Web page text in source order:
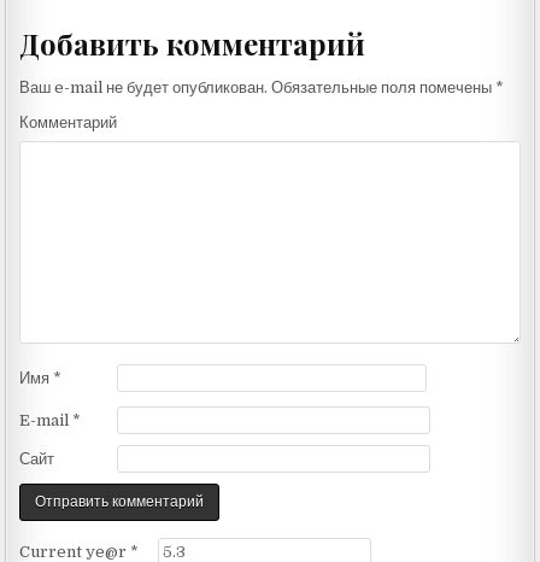
Добавить комментарий
Ваш e-mail не будет опубликован. Обязательные поля помечены *
Комментарий
Имя *
E-mail *
Сайт
Current ye@r *